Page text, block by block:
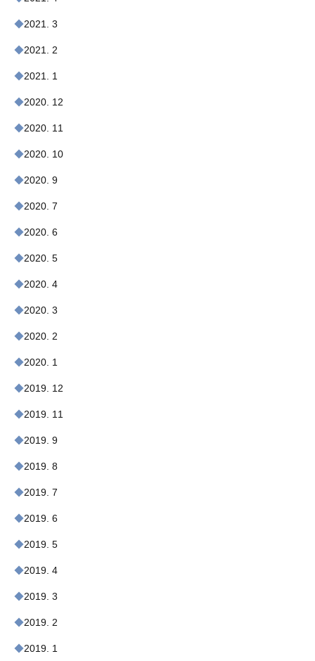
2021. 3
2021. 2
2021. 1
2020. 12
2020. 11
2020. 10
2020. 9
2020. 7
2020. 6
2020. 5
2020. 4
2020. 3
2020. 2
2020. 1
2019. 12
2019. 11
2019. 9
2019. 8
2019. 7
2019. 6
2019. 5
2019. 4
2019. 3
2019. 2
2019. 1